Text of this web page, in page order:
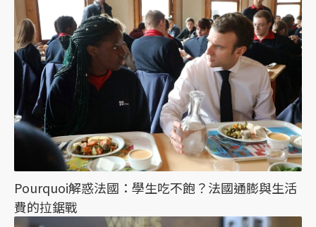
Pourquoi解惑法國：學生吃不飽？法國通膨與生活
費的拉鋸戰